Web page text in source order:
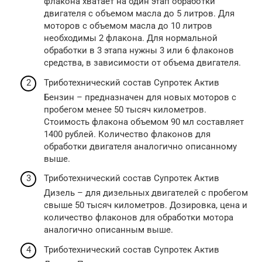
двигателя с объемом масла до 5 литров. Для
моторов с объемом масла до 10 литров
необходимы 2 флакона. Для нормальной
обработки в 3 этапа нужны 3 или 6 флаконов
средства, в зависимости от объема двигателя.
Триботехнический состав Супротек Актив
Бензин – предназначен для новых моторов с
пробегом менее 50 тысяч километров.
Стоимость флакона объемом 90 мл составляет
1400 рублей. Количество флаконов для
обработки двигателя аналогично описанному
выше.
Триботехнический состав Супротек Актив
Дизель – для дизельных двигателей с пробегом
свыше 50 тысяч километров. Дозировка, цена и
количество флаконов для обработки мотора
аналогично описанным выше.
Триботехнический состав Супротек Актив